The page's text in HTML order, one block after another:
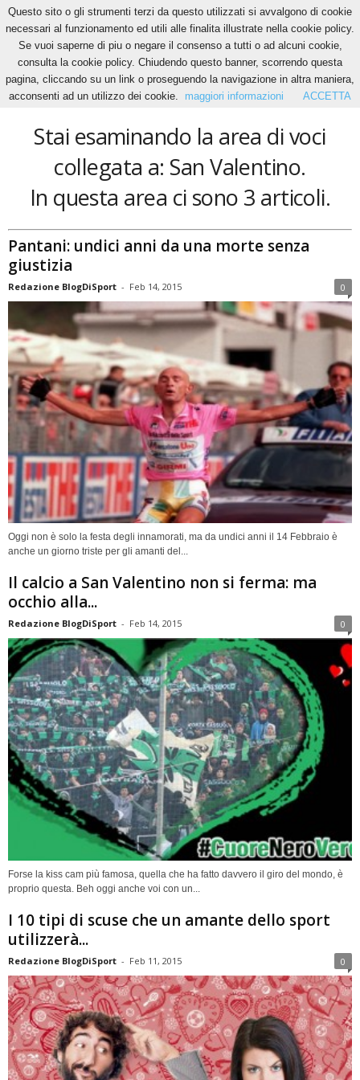
Home Tags San Valentino
San Valentino
Stai esaminando la area di voci
collegata a: San Valentino.
In questa area ci sono 3 articoli.
Pantani: undici anni da una morte senza
giustizia
Redazione BlogDiSport - Feb 14, 2015 0
Oggi non è solo la festa degli innamorati, ma da undici anni il 14 Febbraio è
anche un giorno triste per gli amanti del...
Il calcio a San Valentino non si ferma: ma
occhio alla...
Redazione BlogDiSport - Feb 14, 2015 0
Forse la kiss cam più famosa, quella che ha fatto davvero il giro del mondo, è
proprio questa. Beh oggi anche voi con un...
I 10 tipi di scuse che un amante dello sport
utilizzerà...
Redazione BlogDiSport - Feb 11, 2015 0
Questo sito o gli strumenti terzi da questo utilizzati si avvalgono di cookie
necessari al funzionamento ed utili alle finalita illustrate nella cookie policy.
Se vuoi saperne di piu o negare il consenso a tutti o ad alcuni cookie,
consulta la cookie policy. Chiudendo questo banner, scorrendo questa
pagina, cliccando su un link o proseguendo la navigazione in altra maniera,
acconsenti ad un utilizzo dei cookie.
maggiori informazioni ACCETTA